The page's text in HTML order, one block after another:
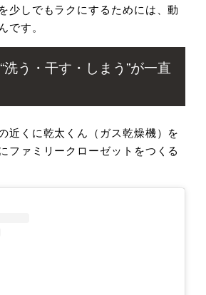
少しでもラクにするためには、動
です。
う・干す・しまう”が一直
近くに乾太くん（ガス乾燥機）を
ファミリークローゼットをつくる